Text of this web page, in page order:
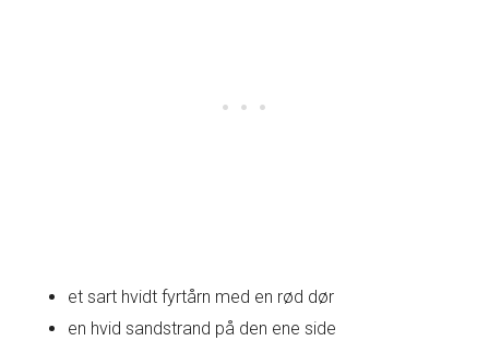
et sart hvidt fyrtårn med en rød dør
en hvid sandstrand på den ene side